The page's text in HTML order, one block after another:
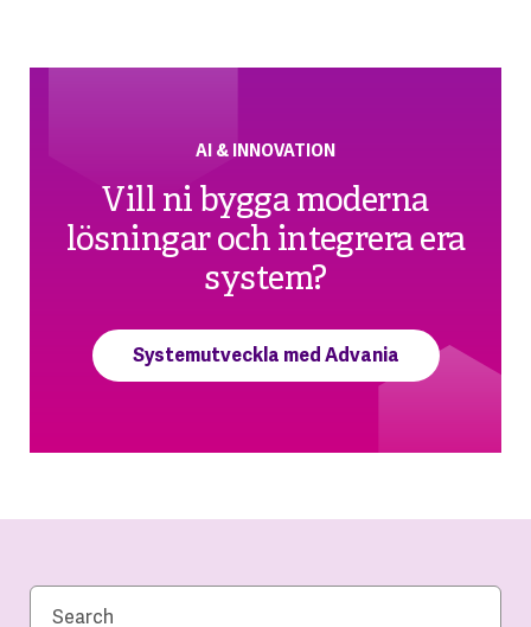
AI & INNOVATION
Vill ni bygga moderna
lösningar och integrera era
system?
Systemutveckla med Advania